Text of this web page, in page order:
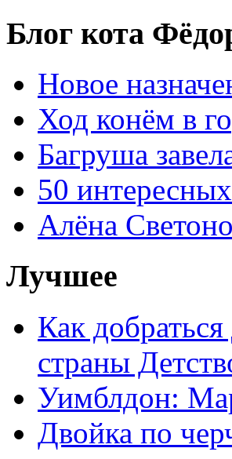
Блог кота
Новое
Ход конём в
Багруша
50
Алёна
Лучшее
Как
страны
Уимблдон:
Двойка по